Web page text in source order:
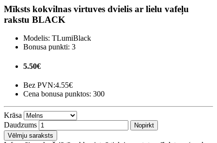
Mīksts kokvilnas virtuves dvielis ar lielu vafeļu
rakstu BLACK
Modelis: TLumiBlack
Bonusa punkti: 3
5.50€
Bez PVN:4.55€
Cena bonusa punktos: 300
Krāsa
Daudzums
Nopirkt
Vēlmju saraksts